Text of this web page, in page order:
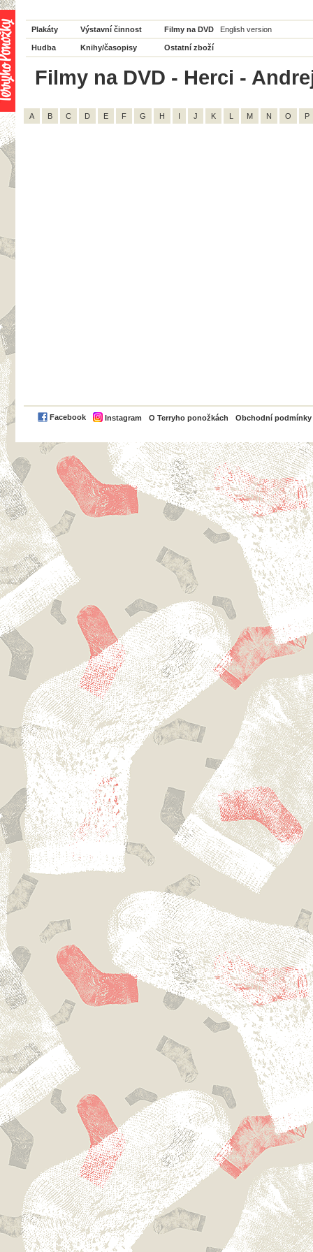
Plakáty Výstavní činnost Filmy na DVD English version
Hudba Knihy/časopisy Ostatní zboží
Filmy na DVD - Herci -
A B C D E F G H I J K L M N O P
Facebook Instagram O Terryho ponožkách Obchodní podmínky
PayPal